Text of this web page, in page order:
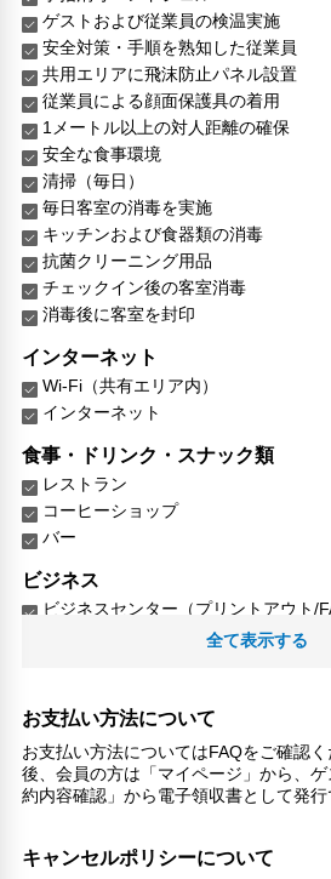
ゲストおよび従業員の検温実施
安全対策・手順を熟知した従業員
共用エリアに飛沫防止パネル設置
従業員による顔面保護具の着用
1メートル以上の対人距離の確保
安全な食事環境
清掃（毎日）
毎日客室の消毒を実施
キッチンおよび食器類の消毒
抗菌クリーニング用品
チェックイン後の客室消毒
消毒後に客室を封印
インターネット
Wi-Fi（共有エリア内）
インターネット
食事・ドリンク・スナック類
レストラン
コーヒーショップ
バー
ビジネス
ビジネスセンター（プリントアウト/
レジャー・アクティビティ設備
ハイキングコース
リラックス
喫煙所
ファミリールーム
全て表示する
お支払い方法について
お支払い方法についてはFAQをご確認
後、会員の方は「マイページ」から、
約内容確認」から電子領収書として発行
キャンセルポリシーについて